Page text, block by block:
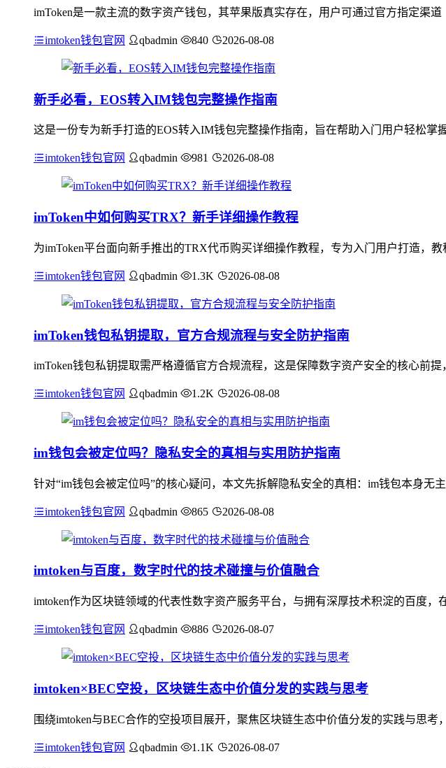
imToken是一款主流的数字资产钱包，其苹果版真实存在，用户可通过官方指定渠
imtoken钱包官网 qbadmin 840 2026-08-08
新手必看，EOS转入IM钱包完整操作指南
这是一份专为新手打造的EOS转入IM钱包完整操作指南，旨在帮助入门用户轻松
imtoken钱包官网 qbadmin 981 2026-08-08
imToken中如何购买TRX？新手详细操作教程
为imToken平台面向新手推出的TRX代币购买详细操作教程，专为入门用户打造，
imtoken钱包官网 qbadmin 1.3K 2026-08-08
imToken钱包私钥提取，官方合规流程与安全防护指南
imToken钱包私钥提取需严格遵循官方合规流程，这是保障数字资产安全的核心前
imtoken钱包官网 qbadmin 1.2K 2026-08-08
im钱包会被定位吗？隐私安全的真相与实用防护指南
针对“im钱包会被定位吗”的核心疑问，本文先拆解隐私安全的真相：im钱包本身
imtoken钱包官网 qbadmin 865 2026-08-08
imtoken与百度，数字时代的技术碰撞与价值融合
imtoken作为区块链领域的代表性数字资产服务平台，与拥有深厚技术积淀的百度
imtoken钱包官网 qbadmin 886 2026-08-07
imtoken×BEC空投，区块链生态中价值分发的实践与思考
围绕imtoken与BEC合作的空投项目展开，聚焦区块链生态中价值分发的实践与思
imtoken钱包官网 qbadmin 1.1K 2026-08-07